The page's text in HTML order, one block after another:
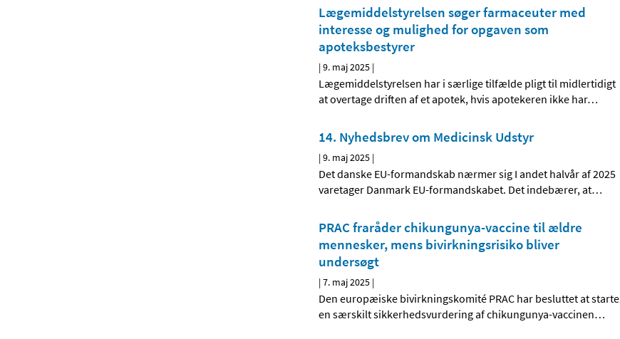
Lægemiddelstyrelsen søger farmaceuter med
interesse og mulighed for opgaven som
apoteksbestyrer
|9. maj 2025 |
Lægemiddelstyrelsen har i særlige tilfælde pligt til midlertidigt
at overtage driften af et apotek, hvis apotekeren ikke har…
14. Nyhedsbrev om Medicinsk Udstyr
|9. maj 2025 |
Det danske EU-formandskab nærmer sig I andet halvår af 2025
varetager Danmark EU-formandskabet. Det indebærer, at…
PRAC fraråder chikungunya-vaccine til ældre
mennesker, mens bivirkningsrisiko bliver
undersøgt
|7. maj 2025 |
Den europæiske bivirkningskomité PRAC har besluttet at starte
en særskilt sikkerhedsvurdering af chikungunya-vaccinen…